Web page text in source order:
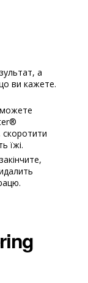
а
ви кажете.
їжі.